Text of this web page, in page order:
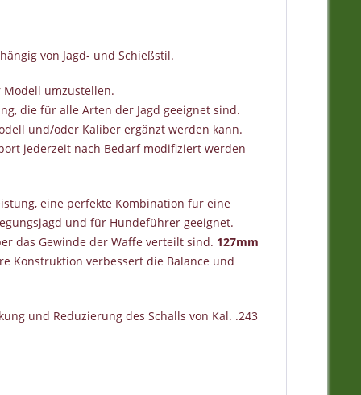
von Jagd- und Schießstil.
umzustellen.
die für alle Arten der Jagd geeignet sind.
und/oder Kaliber ergänzt werden kann.
jederzeit nach Bedarf modifiziert werden
eine perfekte Kombination für eine
und für Hundeführer geeignet.
das Gewinde der Waffe verteilt sind. 127mm
Konstruktion verbessert die Balance und
und Reduzierung des Schalls von Kal. .243